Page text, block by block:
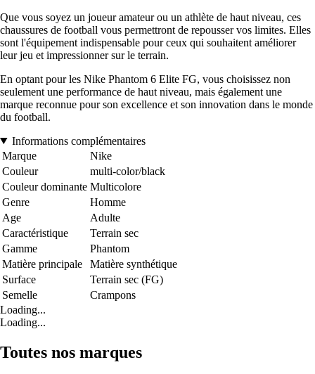
Que vous soyez un joueur amateur ou un athlète de haut niveau, ces
chaussures de football vous permettront de repousser vos limites. Elles
sont l'équipement indispensable pour ceux qui souhaitent améliorer
leur jeu et impressionner sur le terrain.
En optant pour les Nike Phantom 6 Elite FG, vous choisissez non
seulement une performance de haut niveau, mais également une
marque reconnue pour son excellence et son innovation dans le monde
du football.
Informations complémentaires
Marque
Nike
Couleur
multi-color/black
Couleur dominante Multicolore
Genre
Homme
Age
Adulte
Caractéristique
Terrain sec
Gamme
Phantom
Matière principale
Matière synthétique
Surface
Terrain sec (FG)
Semelle
Crampons
Loading...
Loading...
Toutes nos marques